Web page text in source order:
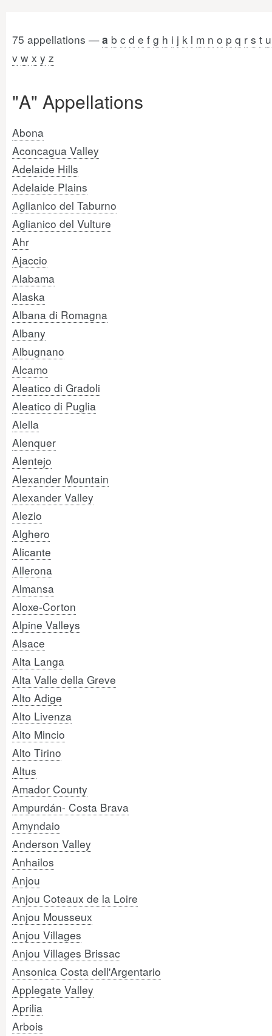
75 appellations —a b c d e f g h i j k l m n o p q r s t u
v w x y z
"A" Appellations
Abona
Aconcagua Valley
Adelaide Hills
Adelaide Plains
Aglianico del Taburno
Aglianico del Vulture
Ahr
Ajaccio
Alabama
Alaska
Albana di Romagna
Albany
Albugnano
Alcamo
Aleatico di Gradoli
Aleatico di Puglia
Alella
Alenquer
Alentejo
Alexander Mountain
Alexander Valley
Alezio
Alghero
Alicante
Allerona
Almansa
Aloxe-Corton
Alpine Valleys
Alsace
Alta Langa
Alta Valle della Greve
Alto Adige
Alto Livenza
Alto Mincio
Alto Tirino
Altus
Amador County
Ampurdán- Costa Brava
Amyndaio
Anderson Valley
Anhailos
Anjou
Anjou Coteaux de la Loire
Anjou Mousseux
Anjou Villages
Anjou Villages Brissac
Ansonica Costa dell'Argentario
Applegate Valley
Aprilia
Arbois